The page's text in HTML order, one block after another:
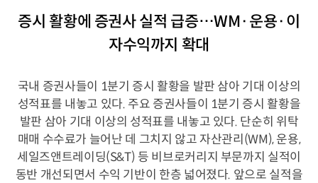
증시 활황에 증권사 실적 급증…WM·운용·이
자수익까지 확대
국내 증권사들이 1분기 증시 활황을 발판 삼아 기대 이상의
성적표를 내놓고 있다. 주요 증권사들이 1분기 증시 활황을
발판 삼아 기대 이상의 성적표를 내놓고 있다. 단순히 위탁
매매 수수료가 늘어난 데 그치지 않고 자산관리(WM), 운용,
세일즈앤트레이딩(S&T) 등 비브로커리지 부문까지 실적이
동반 개선되면서 수익 기반이 한층 넓어졌다. 앞으로 실적을